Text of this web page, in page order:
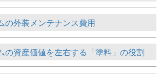
の外装メンテナンス費用
の資産価値を左右する「塗料」の役割